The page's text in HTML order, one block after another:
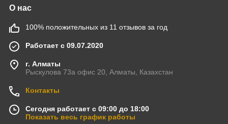
О нас
100% положительных из 11 отзывов за год
Работает с 09.07.2020
г. Алматы
Рыскулова 73а офис 20, Алматы, Казахстан
Контакты
Сегодня работает с 09:00 до 18:00
Показать весь график работы